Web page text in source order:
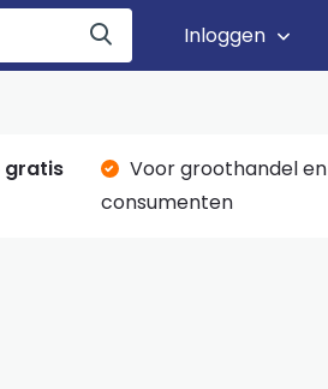
Inloggen
gratis
Voor groothandel en
consumenten